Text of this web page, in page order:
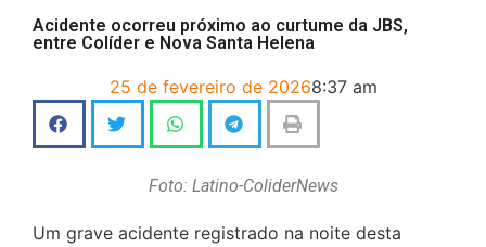
Acidente ocorreu próximo ao curtume da JBS,
entre Colíder e Nova Santa Helena
25 de fevereiro de 20268:37 am
Foto: Latino-ColiderNews
Um grave acidente registrado na noite desta